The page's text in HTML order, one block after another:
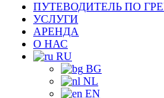
ПУТЕВОДИТЕЛЬ ПО
УСЛУГИ
АРЕНДА
О НАС
RU
BG
NL
EN